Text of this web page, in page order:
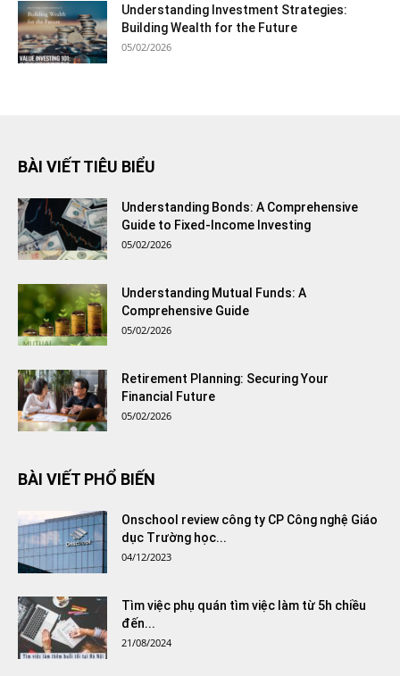
Understanding Investment Strategies:
Building Wealth for the Future
05/02/2026
BÀI VIẾT TIÊU BIỂU
Understanding Bonds: A Comprehensive
Guide to Fixed-Income Investing
05/02/2026
Understanding Mutual Funds: A
Comprehensive Guide
05/02/2026
Retirement Planning: Securing Your
Financial Future
05/02/2026
BÀI VIẾT PHỔ BIẾN
Onschool review công ty CP Công nghệ Giáo
dục Trường học...
04/12/2023
Tìm việc phụ quán tìm việc làm từ 5h chiều
đến...
21/08/2024